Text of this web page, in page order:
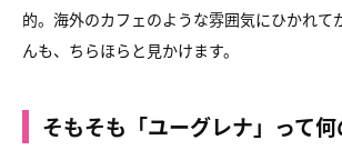
的。 海外のカフェのような雰囲気にひかれて
んも、ちらほらと見かけます。
そもそも「ユーグレナ」って何